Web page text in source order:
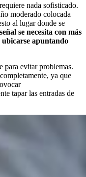
nada sofisticado.
moderado colocada
al lugar donde se
se necesita con más
apuntando
para evitar problemas.
ya que
tapar las entradas de